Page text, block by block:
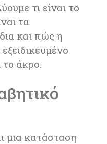
τι είναι το
τα
και πώς η
το άκρο.
μια κατάσταση